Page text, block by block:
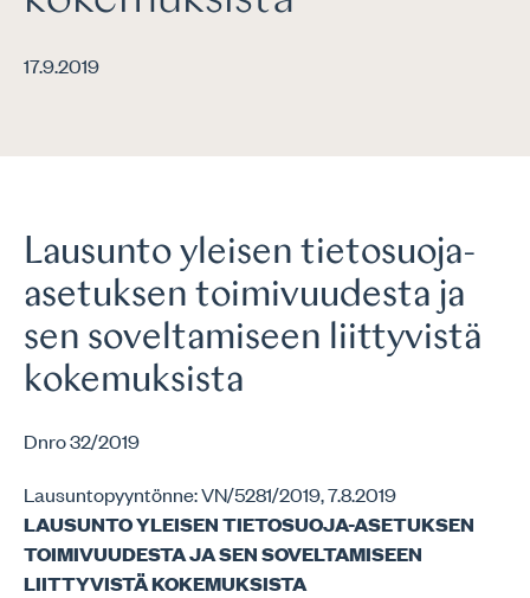
17.9.2019
Lausunto yleisen tietosuoja-
asetuksen toimivuudesta ja
sen soveltamiseen liittyvistä
kokemuksista
Dnro 32/2019
Lausuntopyyntönne: VN/5281/2019, 7.8.2019
LAUSUNTO YLEISEN TIETOSUOJA-ASETUKSEN
TOIMIVUUDESTA JA SEN SOVELTAMISEEN
LIITTYVISTÄ KOKEMUKSISTA